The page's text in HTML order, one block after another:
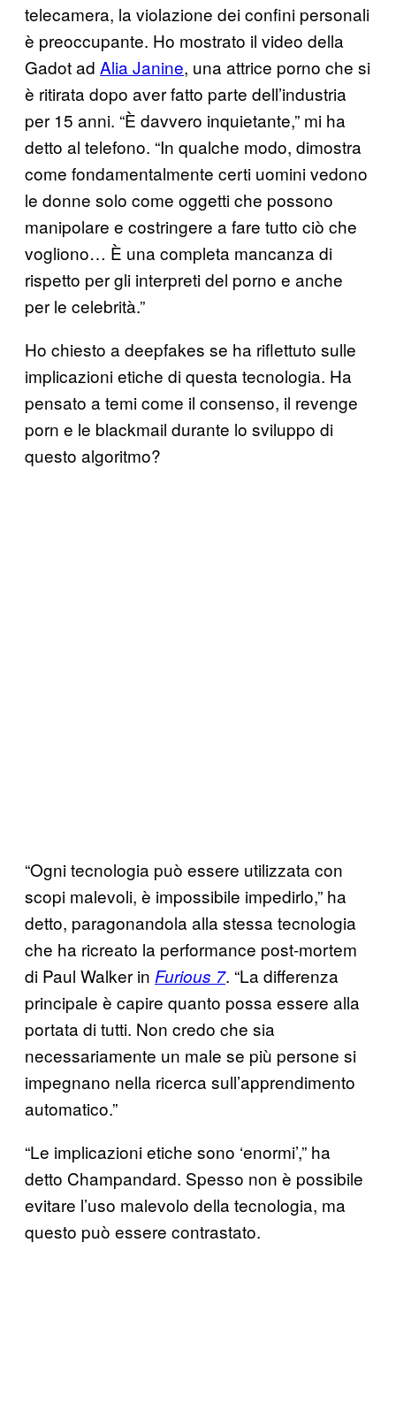
telecamera, la violazione dei confini personali
è preoccupante. Ho mostrato il video della
Gadot ad Alia Janine, una attrice porno che si
è ritirata dopo aver fatto parte dell’industria
per 15 anni. “È davvero inquietante,” mi ha
detto al telefono. “In qualche modo, dimostra
come fondamentalmente certi uomini vedono
le donne solo come oggetti che possono
manipolare e costringere a fare tutto ciò che
vogliono… È una completa mancanza di
rispetto per gli interpreti del porno e anche
per le celebrità.”
Ho chiesto a deepfakes se ha riflettuto sulle
implicazioni etiche di questa tecnologia. Ha
pensato a temi come il consenso, il revenge
porn e le blackmail durante lo sviluppo di
questo algoritmo?
“Ogni tecnologia può essere utilizzata con
scopi malevoli, è impossibile impedirlo,” ha
detto, paragonandola alla stessa tecnologia
che ha ricreato la performance post-mortem
di Paul Walker in Furious 7. “La differenza
principale è capire quanto possa essere alla
portata di tutti. Non credo che sia
necessariamente un male se più persone si
impegnano nella ricerca sull’apprendimento
automatico.”
“Le implicazioni etiche sono ‘enormi’,” ha
detto Champandard. Spesso non è possibile
evitare l’uso malevolo della tecnologia, ma
questo può essere contrastato.